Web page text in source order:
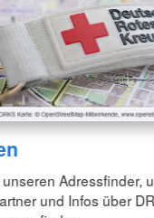
Adressfinder,
und Infos über